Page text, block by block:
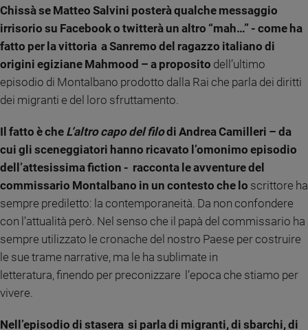
del
del
giorno
Società
Ambiente
Creato
Volontariato
Diritti
Aziende
di
valore
Caso
Migranti
Chissà se Matteo Salvini posterà qualche messaggio
irrisorio su Facebook o twitterà un altro “mah…” - come ha
fatto per la vittoria a Sanremo del ragazzo italiano di
origini egiziane Mahmood – a proposito dell’ultimo
episodio di Montalbano prodotto dalla Rai che parla dei diritti
dei migranti e del loro sfruttamento.
Il fatto è che L’altro capo del filodi Andrea Camilleri – da
cui gli sceneggiatori hanno ricavato l’omonimo episodio
dell’attesissima fiction - racconta le avventure del
commissario Montalbano in un contesto che lo scrittore ha
sempre prediletto: la contemporaneità. Da non confondere
con l’attualità però. Nel senso che il papà del commissario ha
sempre utilizzato le cronache del nostro Paese per costruire
le sue trame narrative, ma le ha sublimate in
letteratura, finendo per preconizzare l’epoca che stiamo per
vivere.
Nell’episodio di stasera si parla di migranti, di sbarchi, di